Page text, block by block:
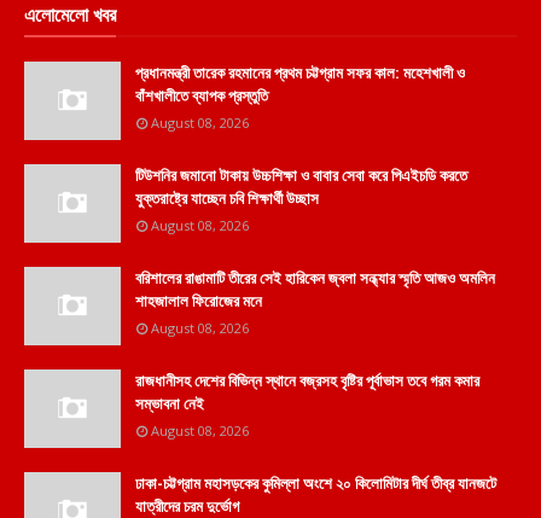
এলোমেলো খবর
প্রধানমন্ত্রী তারেক রহমানের প্রথম চট্টগ্রাম সফর কাল: মহেশখালী ও
বাঁশখালীতে ব্যাপক প্রস্তুতি
August 08, 2026
টিউশনির জমানো টাকায় উচ্চশিক্ষা ও বাবার সেবা করে পিএইচডি করতে
যুক্তরাষ্ট্রে যাচ্ছেন চবি শিক্ষার্থী উচ্ছাস
August 08, 2026
বরিশালের রাঙামাটি তীরের সেই হারিকেন জ্বলা সন্ধ্যার স্মৃতি আজও অমলিন
শাহজালাল ফিরোজের মনে
August 08, 2026
রাজধানীসহ দেশের বিভিন্ন স্থানে বজ্রসহ বৃষ্টির পূর্বাভাস তবে গরম কমার
সম্ভাবনা নেই
August 08, 2026
ঢাকা-চট্টগ্রাম মহাসড়কের কুমিল্লা অংশে ২০ কিলোমিটার দীর্ঘ তীব্র যানজটে
যাত্রীদের চরম দুর্ভোগ